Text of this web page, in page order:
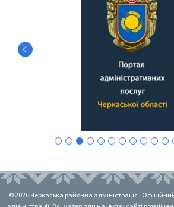
© 2026 Черкаська районна адміністрація ·